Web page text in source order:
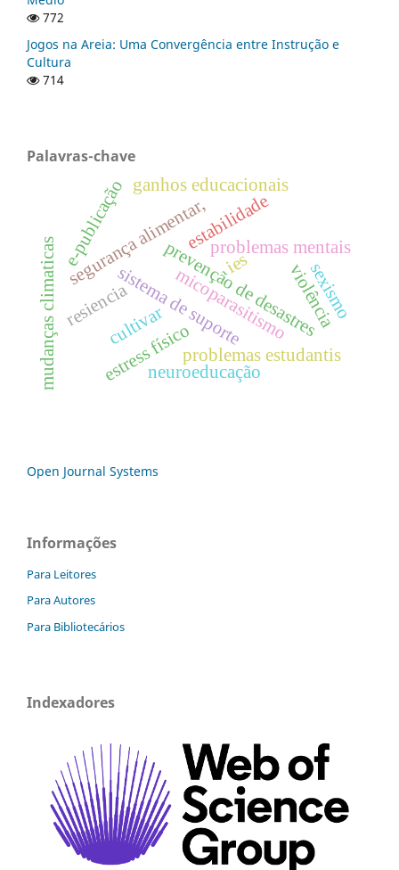
772
Jogos na Areia: Uma Convergência entre Instrução e
Cultura
714
Palavras-chave
problemas mentais
sistema de suporte
segurança alimentar,
resiencia prevenção de desastres
mudanças climaticas estress físicoproblemas estudantis
violência
e-publicação ies
ganhos educacionais
micoparasitismo
estabilidade
neuroeducação
cultivar
sexismo
Open Journal Systems
Informações
Para Leitores
Para Autores
Para Bibliotecários
Indexadores